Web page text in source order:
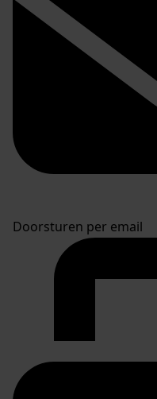
Doorsturen per email